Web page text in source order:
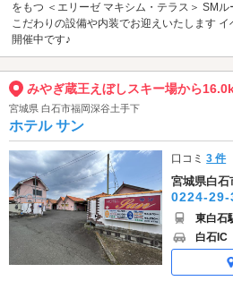
をもつ ＜エリーゼ マキシム・テラス＞ SMル
こだわりの設備や内装でお迎えいたします
開催中です♪
みやぎ蔵王えぼしスキー場から
宮城県 白石市福岡深谷土手下
ホテル サン
口コミ3 件
宮城県白石
0224-29-
東白石
白石IC